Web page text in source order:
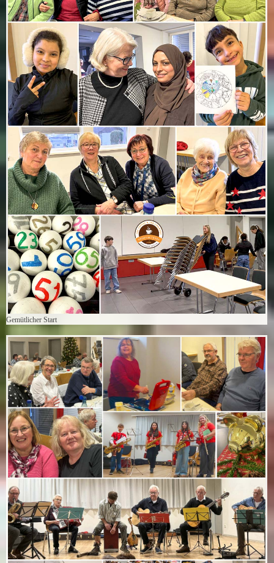
Gemütlicher Start